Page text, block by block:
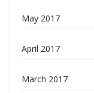
May 2017
April 2017
March 2017